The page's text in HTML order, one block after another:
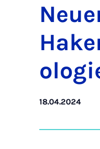
18.04.2024